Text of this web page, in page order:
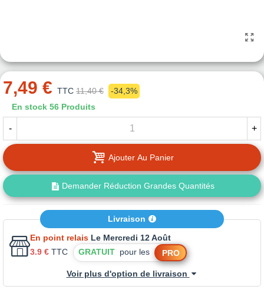
7,49 € TTC 11,40 €
-34,3%
En stock 56 Produits
- +
Ajouter Au Panier
Demander Réduction Grandes Quantités
Livraison
En point relais Le Mercredi 12 Août
3.9 € TTC GRATUIT pour les PRO
Voir plus d'option de livraison